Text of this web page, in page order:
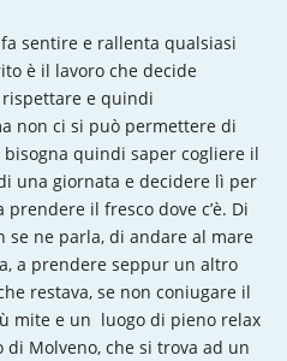
sentire e rallenta qualsiasi
è il lavoro che decide
e quindi
non ci si può permettere di
quindi saper cogliere il
una giornata e decidere lì per
il fresco dove c’è. Di
ne parla, di andare al mare
a prendere seppur un altro
restava, se non coniugare il
mite e un luogo di pieno relax
di Molveno, che si trova ad un